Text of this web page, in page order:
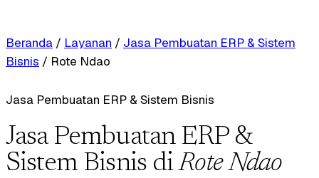
Beranda / Layanan / Jasa Pembuatan ERP & Sistem
Bisnis / Rote Ndao
Jasa Pembuatan ERP & Sistem Bisnis
Jasa Pembuatan ERP &
Sistem Bisnis diRote Ndao